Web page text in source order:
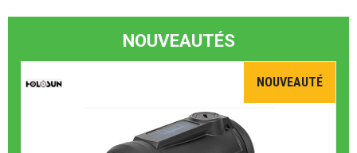
NOUVEAUTÉS
NOUVEAUTÉ